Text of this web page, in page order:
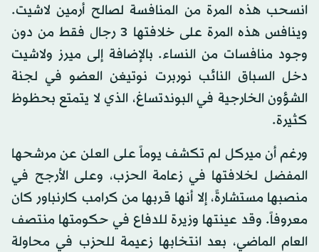
انسحب هذه المرة من المنافسة لصالح أرمين لاشيت.
وينافس هذه المرة على خلافتها 3 رجال فقط من دون
وجود منافسات من النساء. بالإضافة إلى ميرز ولاشيت
دخل السباق النائب نوربرت نوتيغن العضو في لجنة
الشؤون الخارجية في البوندتساغ، الذي لا يتمتع بحظوظ
كثيرة.
ورغم أن ميركل لم تكشف يوماً على العلن عن مرشحها
المفضل لخلافتها في زعامة الحزب، وعلى الأرجح في
منصبها مستشارةً، إلا أنها قربها من كرامب كارنباور كان
معروفاً. وقد عينتها وزيرة للدفاع في حكومتها منتصف
العام الماضي، بعد انتخابها زعيمة للحزب في محاولة